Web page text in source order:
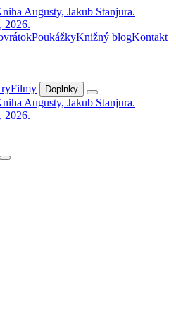
PoukážkyKnižný blogKontakt
Filmy Doplnky